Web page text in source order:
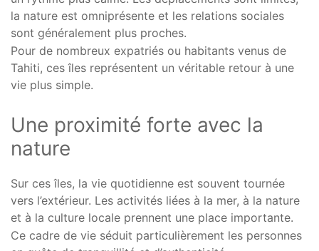
la nature est omniprésente et les relations sociales
sont généralement plus proches.
Pour de nombreux expatriés ou habitants venus de
Tahiti, ces îles représentent un véritable retour à une
vie plus simple.
Une proximité forte avec la
nature
Sur ces îles, la vie quotidienne est souvent tournée
vers l’extérieur. Les activités liées à la mer, à la nature
et à la culture locale prennent une place importante.
Ce cadre de vie séduit particulièrement les personnes